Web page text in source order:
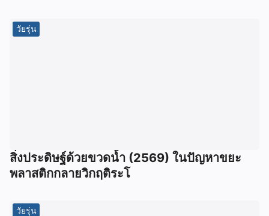
วัยรุ่น
สิ่งประดิษฐ์ด้วยขวดน้ำ (2569) ในปัญหาขยะ
พลาสติกกลายวิกฤติระโ
วัยรุ่น